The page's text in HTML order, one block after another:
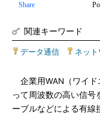
Share
関連キーワード
データ通信 ネット
企業用WAN（ワイド
って周波数の高い信号
ーブルなどによる有線